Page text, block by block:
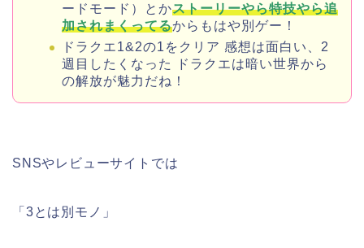
ードモード）とかストーリーやら特技やら追
加されまくってるからもはや別ゲー！
ドラクエ1&2の1をクリア 感想は面白い、2
週目したくなった ドラクエは暗い世界から
の解放が魅力だね！
SNSやレビューサイトでは
「3とは別モノ」